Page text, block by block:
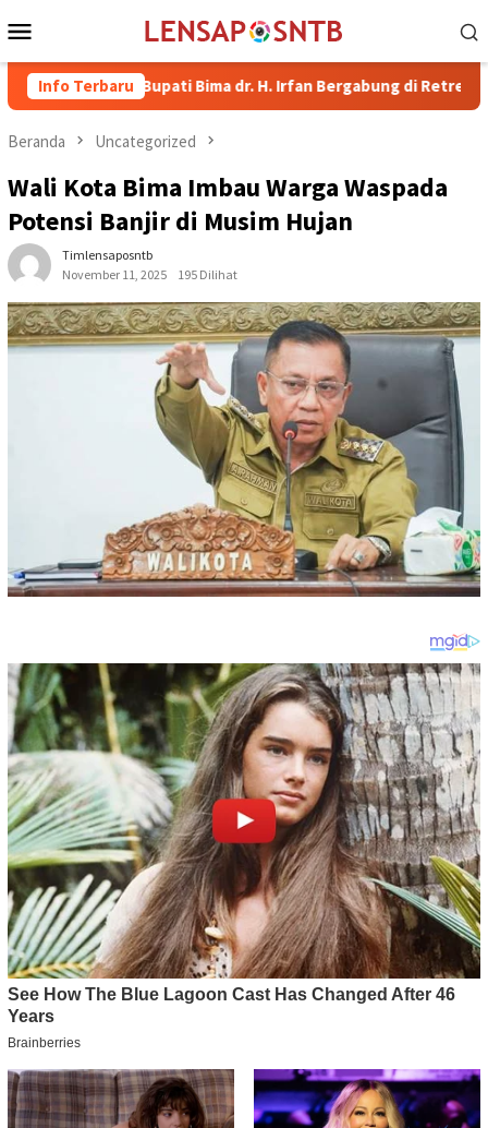
ke
Mobile
Info Terbaru
Bupati Bima dr. H. Irfan Bergabung di Retreat Magelang
Beranda Uncategorized
Wali Kota Bima Imbau Warga Waspada
Potensi Banjir di Musim Hujan
Timlensaposntb
November 11, 2025
195 Dilihat